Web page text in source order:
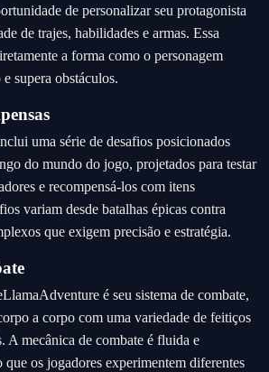
de personalizar seu protagonista
de trajes, habilidades e armas. Essa
a forma como o personagem
supera obstáculos.
uma série de desafios posicionados
do mundo do jogo, projetados para testar
e recompensá-los com itens
variam desde batalhas épicas contra
que exigem precisão e estratégia.
é seu sistema de combate,
a corpo com uma variedade de feitiços
A mecânica de combate é fluida e
os jogadores experimentem diferentes